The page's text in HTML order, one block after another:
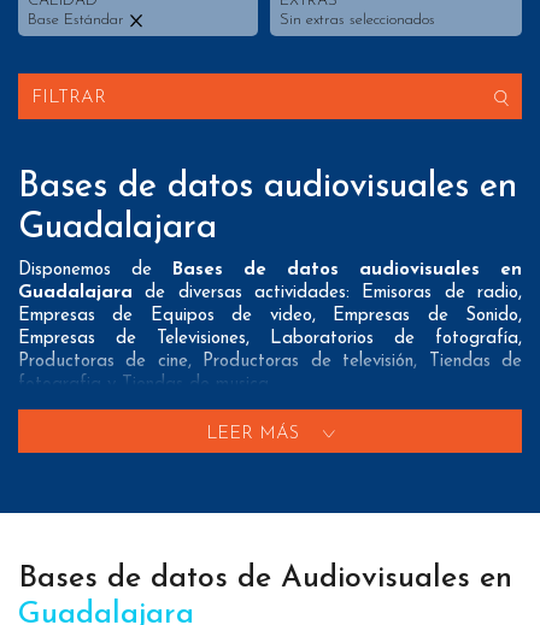
Base Estándar
Sin extras seleccionados
FILTRAR
Bases de datos audiovisuales en
Guadalajara
Disponemos de Bases de datos audiovisuales en
Guadalajara de diversas actividades: Emisoras de radio,
Empresas de Equipos de video, Empresas de Sonido,
Empresas de Televisiones, Laboratorios de fotografía,
Productoras de cine, Productoras de televisión, Tiendas de
fotografia y Tiendas de musica
Nuestros listados normalmente ofrecen 3 posibles formas de
contacto que pueden resultar interesantes a nuestros clientes:
audiovisuales en Guadalajara tienen todos los datos
postal para que pueda realizar su mailing postal con la
máxima eficacia.
LEER MÁS
Bases de datos de Audiovisuales en
Guadalajara